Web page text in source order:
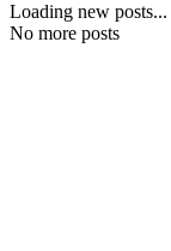
Loading new posts...
No more posts